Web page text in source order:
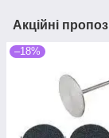
Акційні
–18%